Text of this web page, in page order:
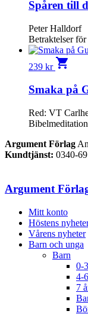
Spåren till
Peter Halldorf
Betraktelser för
239 kr shopping_cart
Smaka på
Red: VT
Argument Förlag
Kundtjänst: 0340-
Argument
Mitt konto
Höstens
Vårens nyheter
Barn och unga
Barn
0-
4-
7